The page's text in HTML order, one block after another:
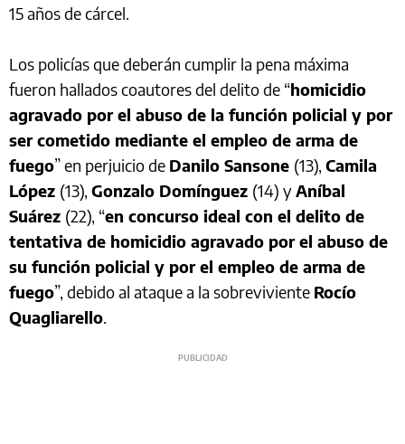
15 años de cárcel.
Los policías que deberán cumplir la pena máxima
fueron hallados coautores del delito de “homicidio
agravado por el abuso de la función policial y por
ser cometido mediante el empleo de arma de
fuego” en perjuicio de Danilo Sansone (13), Camila
López (13), Gonzalo Domínguez (14) yAníbal
Suárez (22), “en concurso ideal con el delito de
tentativa de homicidio agravado por el abuso de
su función policial y por el empleo de arma de
fuego”, debido al ataque a la sobreviviente Rocío
Quagliarello.